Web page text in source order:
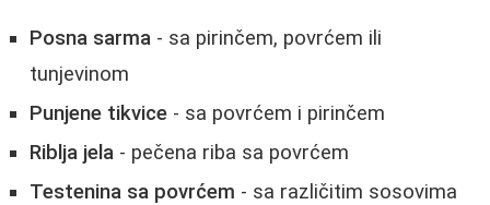
Posna sarma - sa pirinčem, povrćem ili
tunjevinom
Punjene tikvice - sa povrćem i pirinčem
Riblja jela - pečena riba sa povrćem
Testenina sa povrćem - sa različitim sosovima